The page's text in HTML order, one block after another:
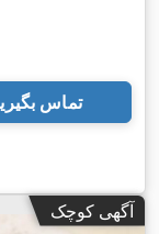
تماس
آگهی کوچک